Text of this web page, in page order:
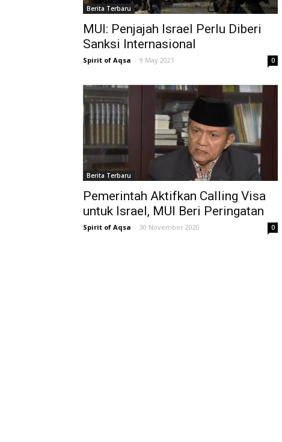
Berita Terbaru
MUI: Penjajah Israel Perlu Diberi
Sanksi Internasional
Spirit of Aqsa - 9 May 2021 0
Berita Terbaru
Pemerintah Aktifkan Calling Visa
untuk Israel, MUI Beri Peringatan
Spirit of Aqsa - 30 November 2020 0